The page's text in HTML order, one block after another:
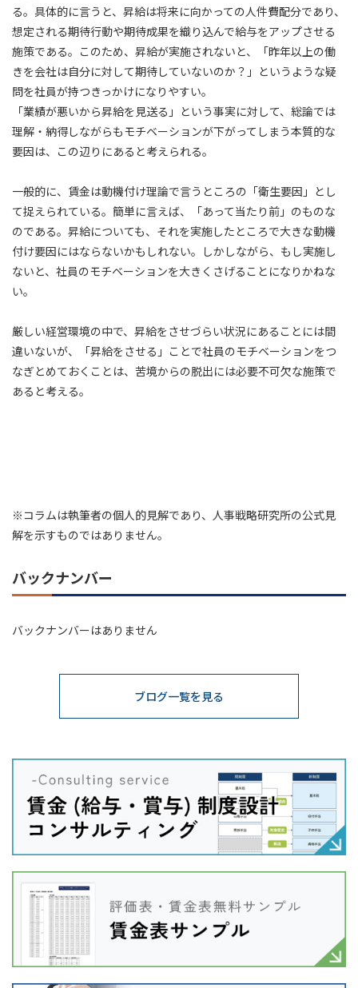
る。具体的に言うと、昇給は将来に向かっての人件費配分であり、
想定される期待行動や期待成果を織り込んで給与をアップさせる
施策である。このため、昇給が実施されないと、「昨年以上の働
きを会社は自分に対して期待していないのか？」というような疑
問を社員が持つきっかけになりやすい。
「業績が悪いから昇給を見送る」という事実に対して、総論では
理解・納得しながらもモチベーションが下がってしまう本質的な
要因は、この辺りにあると考えられる。
一般的に、賃金は動機付け理論で言うところの「衛生要因」とし
て捉えられている。簡単に言えば、「あって当たり前」のものな
のである。昇給についても、それを実施したところで大きな動機
付け要因にはならないかもしれない。しかしながら、もし実施し
ないと、社員のモチベーションを大きくさげることになりかねな
い。
厳しい経営環境の中で、昇給をさせづらい状況にあることには間
違いないが、「昇給をさせる」ことで社員のモチベーションをつ
なぎとめておくことは、苦境からの脱出には必要不可欠な施策で
あると考える。
※コラムは執筆者の個人的見解であり、人事戦略研究所の公式見
解を示すものではありません。
バックナンバー
バックナンバーはありません
ブログ一覧を見る